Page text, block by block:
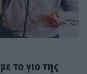
το γιο της